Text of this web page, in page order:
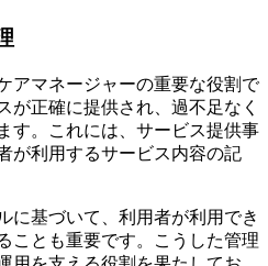
アマネージャーの重要な役割で
が正確に提供され、過不足なく
す。これには、サービス提供事
が利用するサービス内容の記
に基づいて、利用者が利用でき
ことも重要です。こうした管理